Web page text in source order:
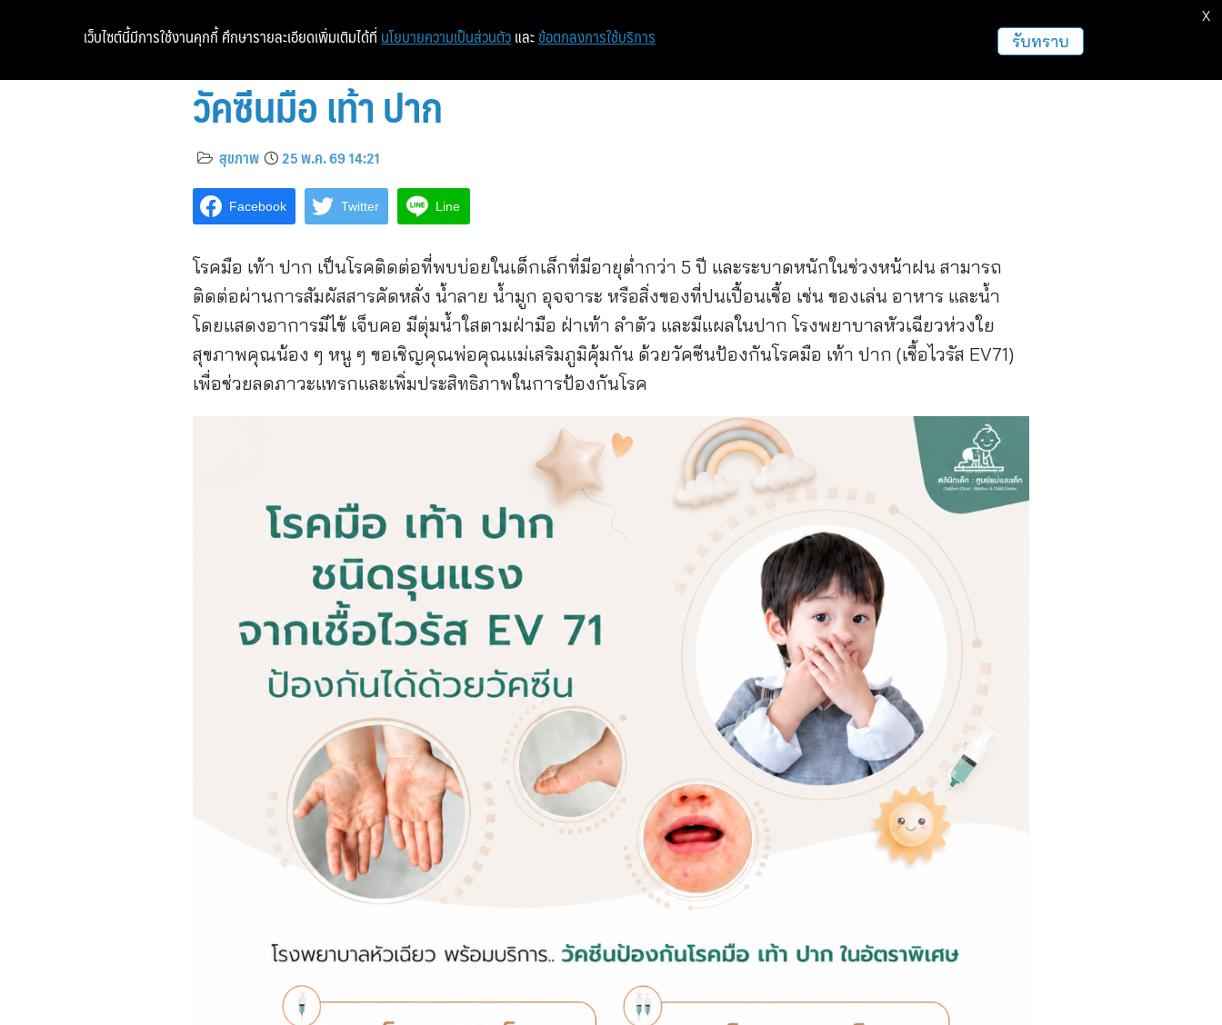
หน้าแรก ท่องเที่ยว ฝากข่าวประชาสัมพันธ์
วัคซีนมือ เท้า ปาก
สุขภาพ 25 พ.ค. 69 14:21
Facebook Twitter Line
โรคมือ เท้า ปาก เป็นโรคติดต่อที่พบบ่อยในเด็กเล็กที่มีอายุต่ำกว่า 5 ปี และระบาดหนักในช่วงหน้าฝน สามารถ
ติดต่อผ่านการสัมผัสสารคัดหลั่ง น้ำลาย น้ำมูก อุจจาระ หรือสิ่งของที่ปนเปื้อนเชื้อ เช่น ของเล่น อาหาร และน้ำ
โดยแสดงอาการมีไข้ เจ็บคอ มีตุ่มน้ำใสตามฝ่ามือ ฝ่าเท้า ลำตัว และมีแผลในปาก โรงพยาบาลหัวเฉียวห่วงใย
สุขภาพคุณน้อง ๆ หนู ๆ ขอเชิญคุณพ่อคุณแม่เสริมภูมิคุ้มกัน ด้วยวัคซีนป้องกันโรคมือ เท้า ปาก (เชื้อไวรัส EV71)
เพื่อช่วยลดภาวะแทรกและเพิ่มประสิทธิภาพในการป้องกันโรค
เว็บไซต์นี้มีการใช้งานคุกกี้ ศึกษารายละเอียดเพิ่มเติมได้ที่ นโยบายความเป็นส่วนตัว และ ข้อตกลงการใช้บริการ รับทราบ
X